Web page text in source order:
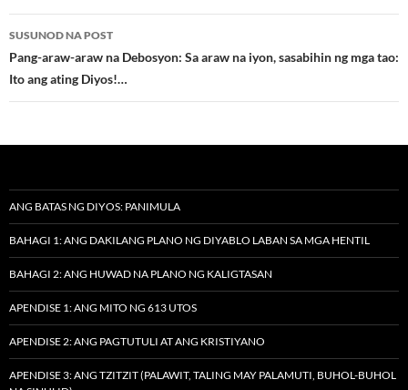
SUSUNOD NA POST
Pang-araw-araw na Debosyon: Sa araw na iyon, sasabihin ng mga tao:
Ito ang ating Diyos!…
ANG BATAS NG DIYOS: PANIMULA
BAHAGI 1: ANG DAKILANG PLANO NG DIYABLO LABAN SA MGA HENTIL
BAHAGI 2: ANG HUWAD NA PLANO NG KALIGTASAN
APENDISE 1: ANG MITO NG 613 UTOS
APENDISE 2: ANG PAGTUTULI AT ANG KRISTIYANO
APENDISE 3: ANG TZITZIT (PALAWIT, TALING MAY PALAMUTI, BUHOL-BUHOL